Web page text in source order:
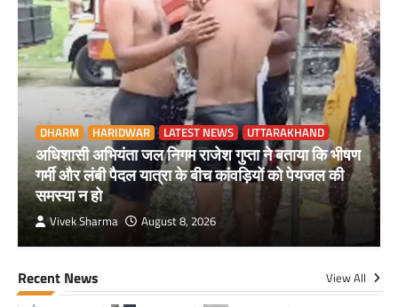
DHARM HARIDWAR LATEST NEWS UTTARAKHAND
अधिशासी अभियंता जल निगम राजेश गुप्ता ने बताया कि भीषण
गर्मी और लंबी पैदल यात्रा के बीच कांवड़ियों को पेयजल की
समस्या न हो
Vivek Sharma August 8, 2026
Recent News View All